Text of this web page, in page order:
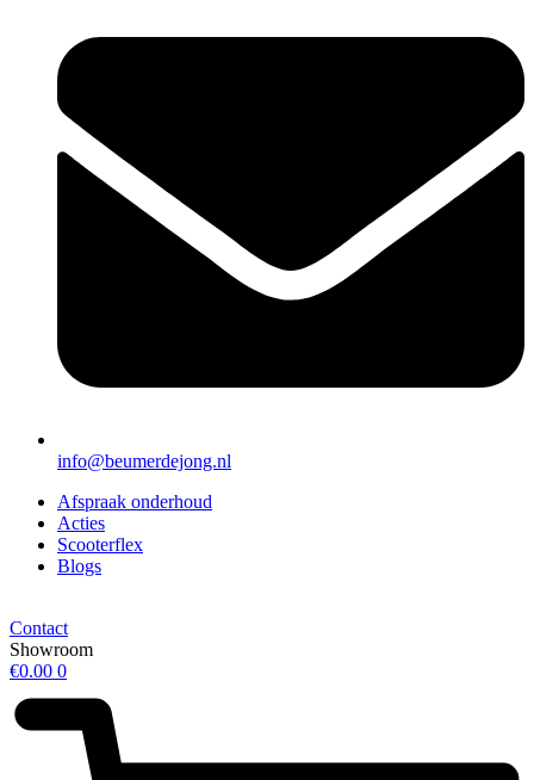
info@beumerdejong.nl
Afspraak onderhoud
Acties
Scooterflex
Blogs
Contact
Showroom
€0.00 0